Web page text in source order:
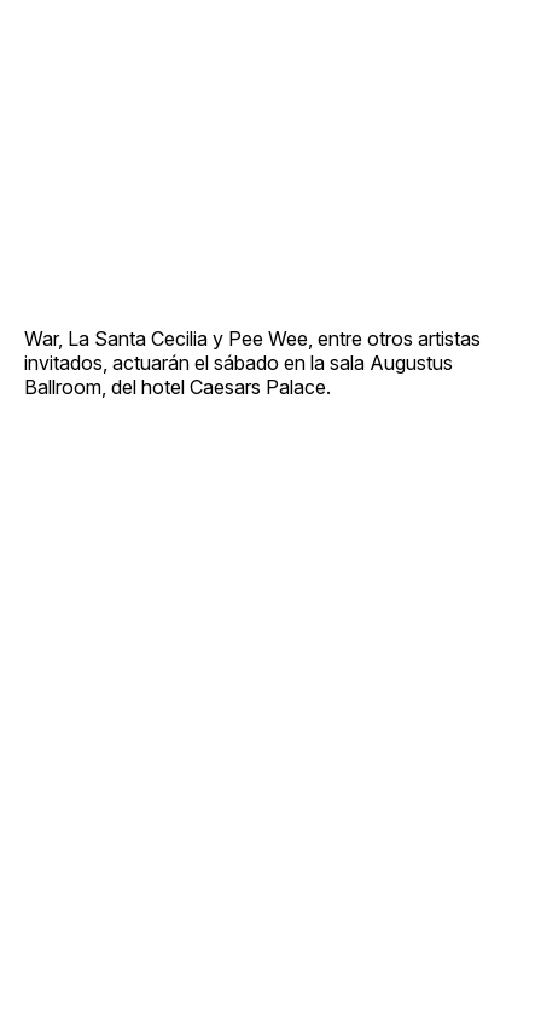
War, La Santa Cecilia y Pee Wee, entre otros artistas
invitados, actuarán el sábado en la sala Augustus
Ballroom, del hotel Caesars Palace.